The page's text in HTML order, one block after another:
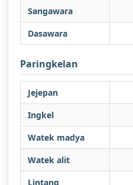
Sangawara
Dasawara
Paringkelan
Jejepan
Ingkel
Watek madya
Watek alit
Lintang